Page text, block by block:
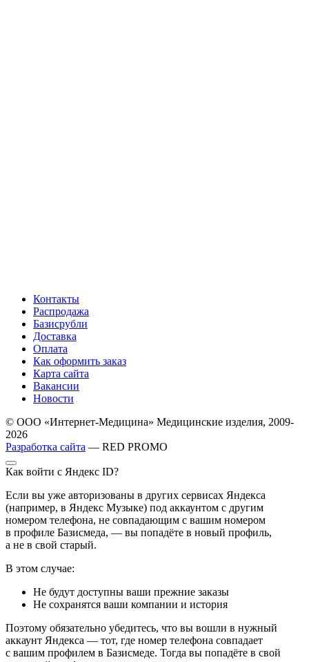
Контакты
Распродажа
Базисрубли
Доставка
Оплата
Как оформить заказ
Карта сайта
Вакансии
Новости
© ООО «Интернет-Медицина» Медицинские изделия, 2009-
2026
Разработка сайта — RED PROMO
Как войти с Яндекс ID?
Если вы уже авторизованы в других сервисах Яндекса
(например, в Яндекс Музыке) под аккаунтом с другим
номером телефона, не совпадающим с вашим номером
в профиле Базисмеда, — вы попадёте в новый профиль,
а не в свой старый.
В этом случае:
Не будут доступны ваши прежние заказы
Не сохранятся ваши компании и история
Поэтому обязательно убедитесь, что вы вошли в нужный
аккаунт Яндекса — тот, где номер телефона совпадает
с вашим профилем в Базисмеде. Тогда вы попадёте в свой